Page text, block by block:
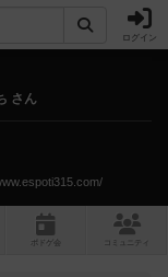
ログイン
さん
ボ ドゲ コミュニティ